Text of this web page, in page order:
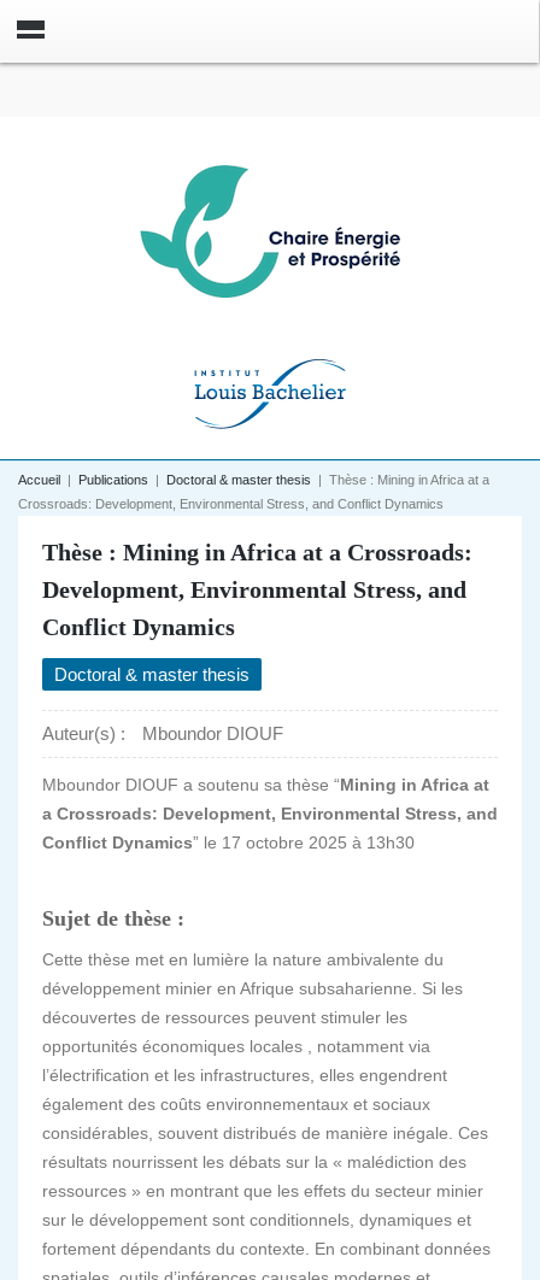
Accueil | Publications | Doctoral & master thesis | Thèse : Mining in Africa at a
Crossroads: Development, Environmental Stress, and Conflict Dynamics
Thèse : Mining in Africa at a Crossroads:
Development, Environmental Stress, and
Conflict Dynamics
Doctoral & master thesis
Auteur(s) : Mboundor DIOUF
Mboundor DIOUF a soutenu sa thèse “Mining in Africa at
a Crossroads: Development, Environmental Stress, and
Conflict Dynamics” le 17 octobre 2025 à 13h30
Sujet de thèse :
Cette thèse met en lumière la nature ambivalente du
développement minier en Afrique subsaharienne. Si les
découvertes de ressources peuvent stimuler les
opportunités économiques locales , notamment via
l’électrification et les infrastructures, elles engendrent
également des coûts environnementaux et sociaux
considérables, souvent distribués de manière inégale. Ces
résultats nourrissent les débats sur la « malédiction des
ressources » en montrant que les effets du secteur minier
sur le développement sont conditionnels, dynamiques et
fortement dépendants du contexte. En combinant données